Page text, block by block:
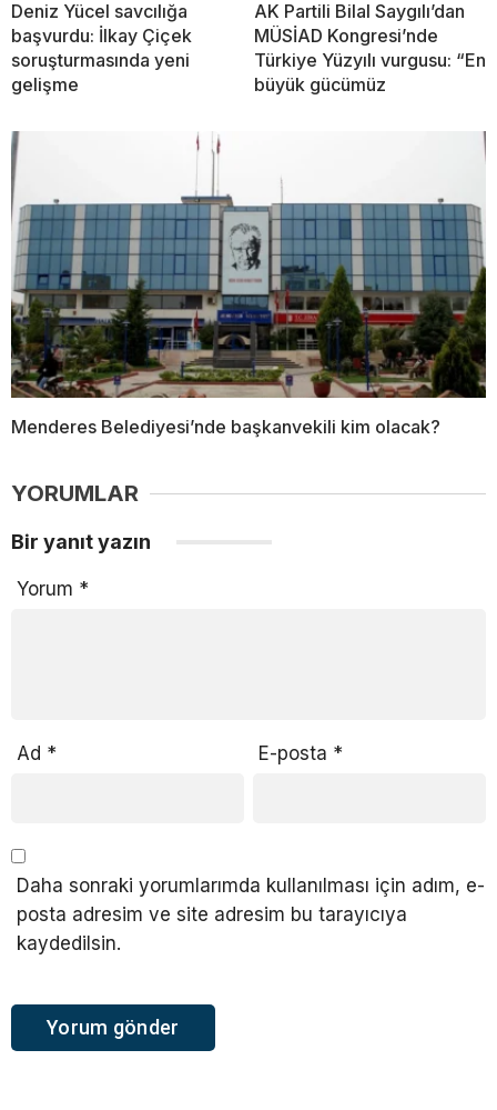
Deniz Yücel savcılığa
başvurdu: İlkay Çiçek
soruşturmasında yeni
gelişme
AK Partili Bilal Saygılı’dan
MÜSİAD Kongresi’nde
Türkiye Yüzyılı vurgusu: “En
büyük gücümüz
Menderes Belediyesi’nde başkanvekili kim olacak?
YORUMLAR
Bir yanıt yazın
Yorum *
Ad * E-posta *
Daha sonraki yorumlarımda kullanılması için adım, e-
posta adresim ve site adresim bu tarayıcıya
kaydedilsin.